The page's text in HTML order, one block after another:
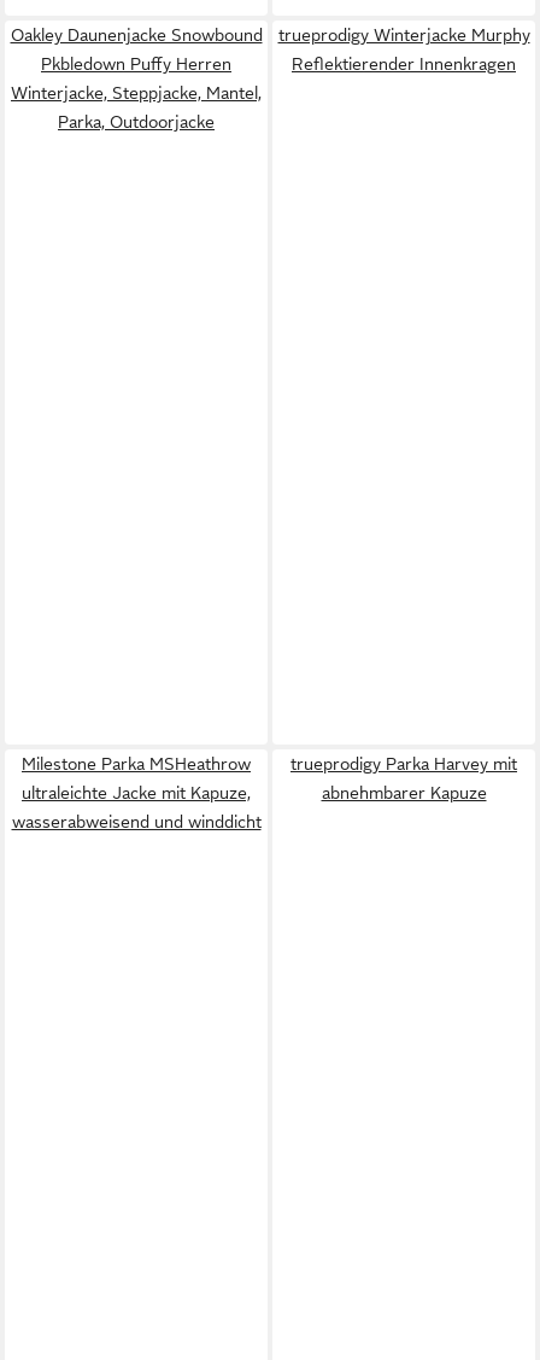
Oakley Daunenjacke Snowbound
Pkbledown Puffy Herren
Winterjacke, Steppjacke, Mantel,
Parka, Outdoorjacke
trueprodigy Winterjacke Murphy
Reflektierender Innenkragen
Milestone Parka MSHeathrow
ultraleichte Jacke mit Kapuze,
wasserabweisend und winddicht
trueprodigy Parka Harvey mit
abnehmbarer Kapuze